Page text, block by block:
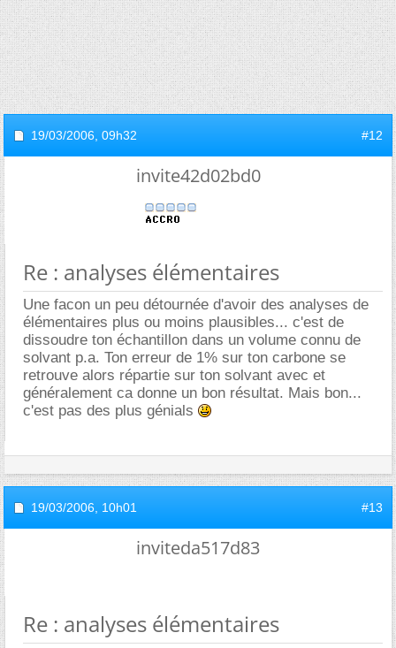
19/03/2006, 09h32 #12
invite42d02bd0
Re : analyses élémentaires
Une facon un peu détournée d'avoir des analyses de
élémentaires plus ou moins plausibles... c'est de
dissoudre ton échantillon dans un volume connu de
solvant p.a. Ton erreur de 1% sur ton carbone se
retrouve alors répartie sur ton solvant avec et
généralement ca donne un bon résultat. Mais bon...
c'est pas des plus génials
19/03/2006, 10h01 #13
inviteda517d83
Re : analyses élémentaires